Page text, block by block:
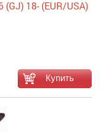
18- (EUR/USA)